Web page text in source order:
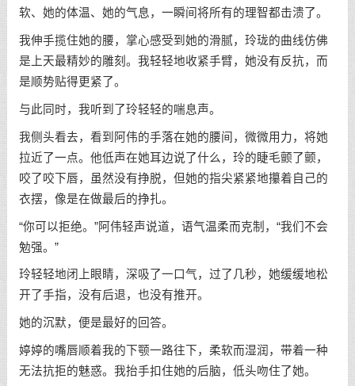
软、她的体温、她的气息，一瞬间将所有的理智都击溃了。
我伸手揽住她的腰，掌心感受到她的滑腻，玲珑的曲线仿佛
是上天最精妙的雕刻。我轻轻地收紧手臂，她没有反抗，而
是顺势贴得更紧了。
与此同时，我听到了玲轻轻的喘息声。
我侧头看去，看到阿伟的手落在她的腰间，微微用力，将她
拉近了一点。他低声在她耳边说了什么，玲的睫毛颤了颤，
咬了咬下唇，虽然没有挣脱，但她的指尖紧紧地攥着自己的
衣摆，像是在做最后的挣扎。
“你可以拒绝。”阿伟轻声说道，语气温柔而克制，“我们不会
勉强。”
玲轻轻地闭上眼睛，深吸了一口气，过了几秒，她缓缓地松
开了手指，没有后退，也没有推开。
她的沉默，便是最好的回答。
婷婷的嘴唇顺着我的下颚一路往下，柔软而湿润，带着一种
无法抗拒的魅惑。我抬手扣住她的后脑，低头吻住了她。